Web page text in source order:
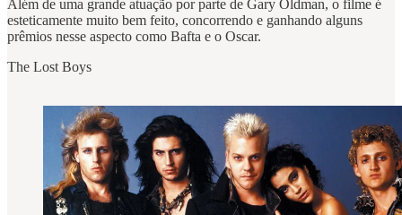
Além de uma grande atuação por parte de Gary Oldman, o filme é
esteticamente muito bem feito, concorrendo e ganhando alguns
prêmios nesse aspecto como Bafta e o Oscar.
The Lost Boys